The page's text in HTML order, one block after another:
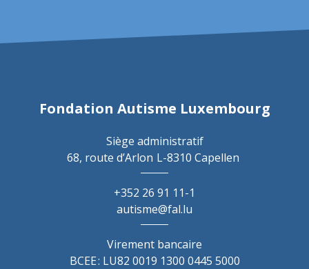
Fondation Autisme Luxembourg
Siège administratif
68, route d’Arlon L-8310 Capellen
+352 26 91 11-1
autisme@fal.lu
Virement bancaire
BCEE : LU82 0019 1300 0445 5000